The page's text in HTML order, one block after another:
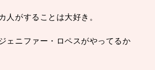
人がすることは大好き。
ェニファー・ロペスがやってるか